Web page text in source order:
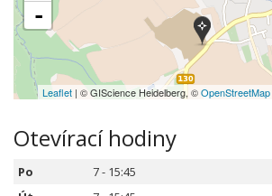
-
Leaflet | © GIScience Heidelberg, ©OpenStreetMap
Otevírací hodiny
Po 7 - 15:45